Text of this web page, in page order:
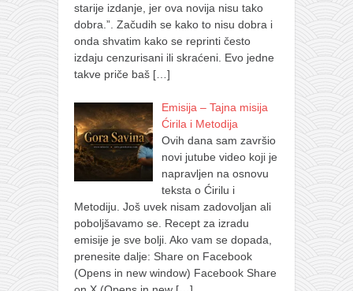
starije izdanje, jer ova novija nisu tako
dobra.”. Začudih se kako to nisu dobra i
onda shvatim kako se reprinti često
izdaju cenzurisani ili skraćeni. Evo jedne
takve priče baš […]
Emisija – Tajna misija
Ćirila i Metodija
Ovih dana sam završio
novi jutube video koji je
napravljen na osnovu
teksta o Ćirilu i
Metodiju. Još uvek nisam zadovoljan ali
poboljšavamo se. Recept za izradu
emisije je sve bolji. Ako vam se dopada,
prenesite dalje: Share on Facebook
(Opens in new window) Facebook Share